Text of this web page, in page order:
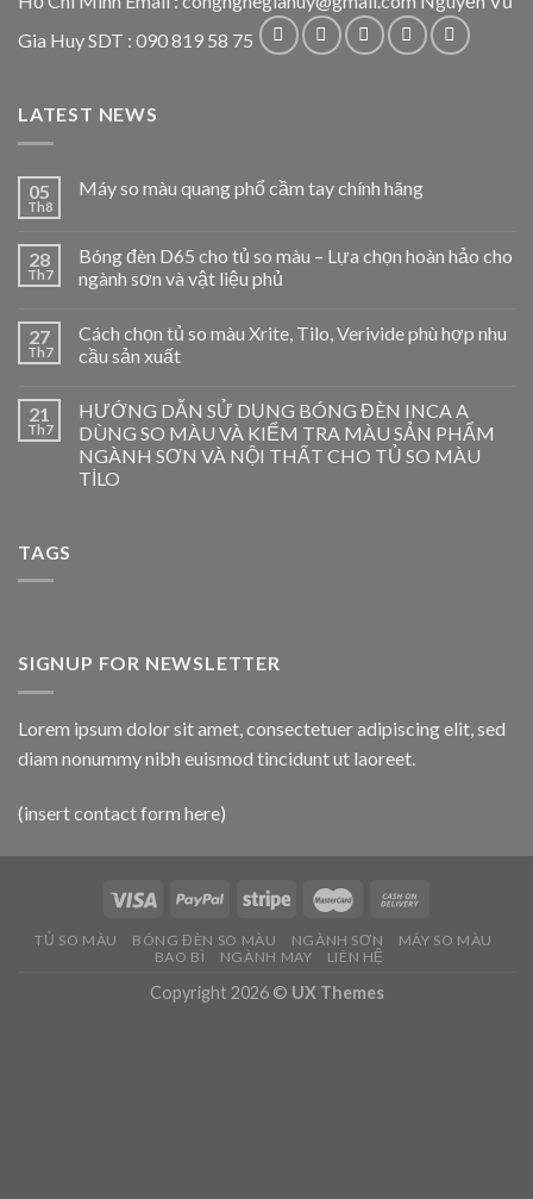
Gia Huy SDT : 090 819 58 75
LATEST NEWS
05
Th8
Máy so màu quang phổ cầm tay chính hãng
28
Th7
Bóng đèn D65 cho tủ so màu – Lựa chọn hoàn hảo cho
ngành sơn và vật liệu phủ
27
Th7
Cách chọn tủ so màu Xrite, Tilo, Verivide phù hợp nhu
cầu sản xuất
21
Th7
HƯỚNG DẪN SỬ DỤNG BÓNG ĐÈN INCA A
DÙNG SO MÀU VÀ KIỂM TRA MÀU SẢN PHẨM
NGÀNH SƠN VÀ NỘI THẤT CHO TỦ SO MÀU
TİLO
TAGS
SIGNUP FOR NEWSLETTER
Lorem ipsum dolor sit amet, consectetuer adipiscing elit, sed
diam nonummy nibh euismod tincidunt ut laoreet.
(insert contact form here)
TỦ SO MÀU BÓNG ĐÈN SO MÀU NGÀNH SƠN
MÁY SO MÀU
BAO BÌ
NGÀNH MAY LIÊN HỆ
Copyright 2026 © UX Themes